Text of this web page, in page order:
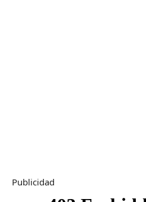
Publicidad